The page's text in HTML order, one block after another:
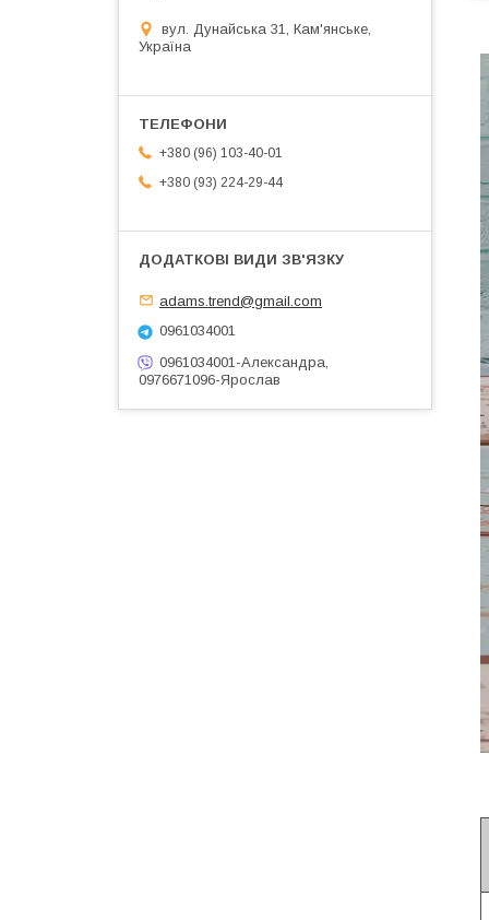
вул. Дунайська 31, Кам'янське,
Україна
+380 (96) 103-40-01
+380 (93) 224-29-44
adams.trend@gmail.com
0961034001
0961034001-Александра,
0976671096-Ярослав